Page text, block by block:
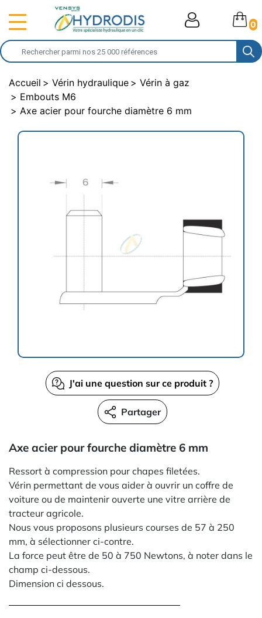
0
Accueil Vérin hydraulique
Vérin à gaz
Embouts M6
Axe acier pour fourche diamètre 6 mm
J'ai une question sur ce produit ?
Partager
Axe acier pour fourche diamètre 6 mm
Ressort à compression pour chapes filetées.
Vérin permettant de vous aider à ouvrir un coffre de
voiture ou de maintenir ouverte une vitre arrière de
tracteur agricole.
Nous vous proposons plusieurs courses de 57 à 250
mm, à sélectionner ci-contre.
La force peut être de 50 à 750 Newtons, à noter dans le
champ ci-dessous.
Dimension ci dessous.